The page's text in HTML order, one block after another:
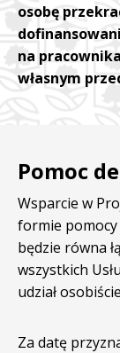
osobę
na
własnym
Pomoc
Wsparcie w
formie pomocy
będzie równa
wszystkich
udział
Za datę